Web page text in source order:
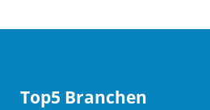
Top5 Branchen